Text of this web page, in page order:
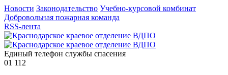
Новости Законодательство Учебно-курсовой комбинат
Добровольная пожарная команда
RSS-лента
Единый телефон службы спасения
01 112